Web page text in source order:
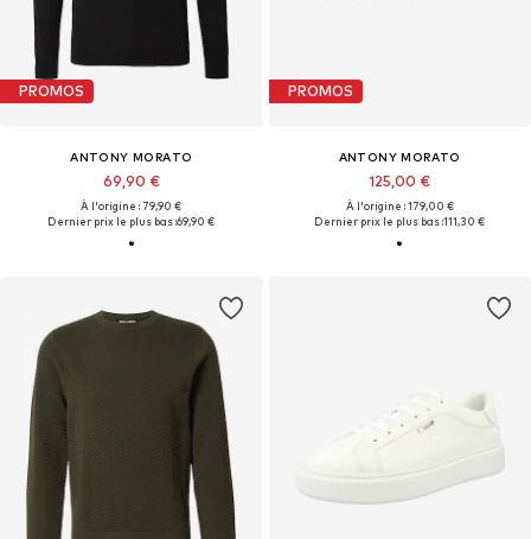
PROMOS
ANTONY MORATO
69,90 €
À l'origine : 79,90 €
Dernier prix le plus bas :69,90 €
PROMOS
ANTONY MORATO
125,00 €
À l'origine : 179,00 €
Dernier prix le plus bas :111,30 €